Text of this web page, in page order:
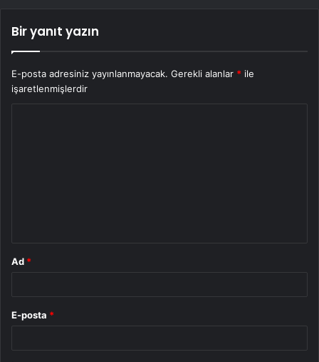
Bir yanıt yazın
E-posta adresiniz yayınlanmayacak. Gerekli alanlar * ile
işaretlenmişlerdir
Ad *
E-posta *